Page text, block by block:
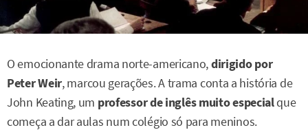
O emocionante drama norte-americano,dirigido por
Peter Weir, marcou gerações. A trama conta a história de
John Keating, um professor de inglês muito especialque
começa a dar aulas num colégio só para meninos.